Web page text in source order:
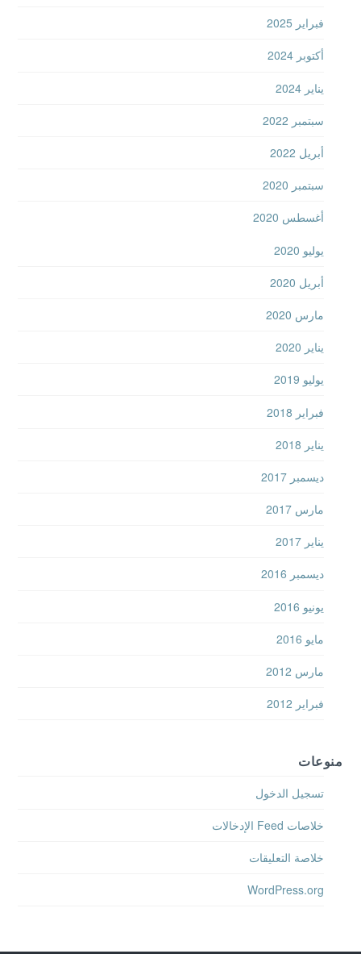
فبراير 2025
أكتوبر 2024
يناير 2024
سبتمبر 2022
أبريل 2022
سبتمبر 2020
أغسطس 2020
يوليو 2020
أبريل 2020
مارس 2020
يناير 2020
يوليو 2019
فبراير 2018
يناير 2018
ديسمبر 2017
مارس 2017
يناير 2017
ديسمبر 2016
يونيو 2016
مايو 2016
مارس 2012
فبراير 2012
منوعات
تسجيل الدخول
خلاصات Feed الإدخالات
خلاصة التعليقات
WordPress.org